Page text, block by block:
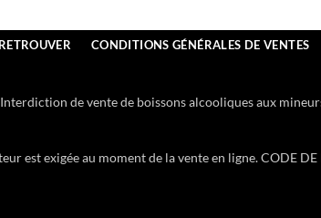
CONDITIONS GÉNÉRALES DE VENTES
Interdiction de vente de boissons alcooliques aux
est exigée au moment de la vente en ligne. CODE